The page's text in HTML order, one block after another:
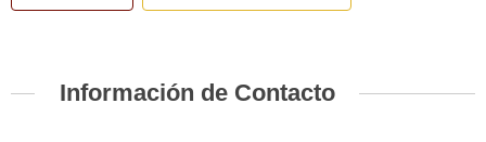
Información de Contacto